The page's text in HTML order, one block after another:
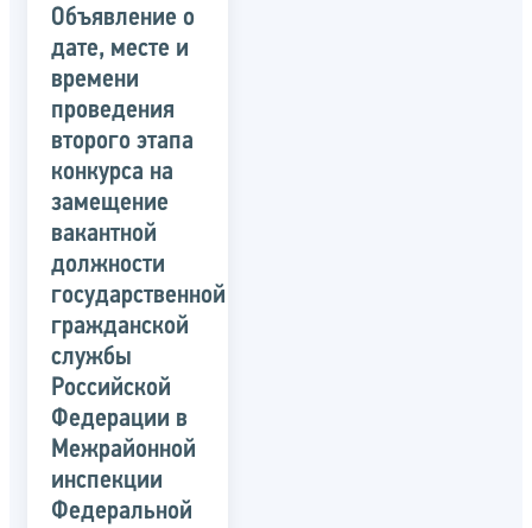
Объявление о
дате, месте и
времени
проведения
второго этапа
конкурса на
замещение
вакантной
должности
государственной
гражданской
службы
Российской
Федерации в
Межрайонной
инспекции
Федеральной